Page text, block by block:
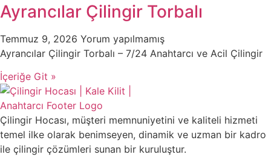
Ayrancılar Çilingir Torbalı
Temmuz 9, 2026 Yorum yapılmamış
Ayrancılar Çilingir Torbalı – 7/24 Anahtarcı ve Acil Çilingir
İçeriğe Git »
Çilingir Hocası, müşteri memnuniyetini ve kaliteli hizmeti
temel ilke olarak benimseyen, dinamik ve uzman bir kadro
ile çilingir çözümleri sunan bir kuruluştur.